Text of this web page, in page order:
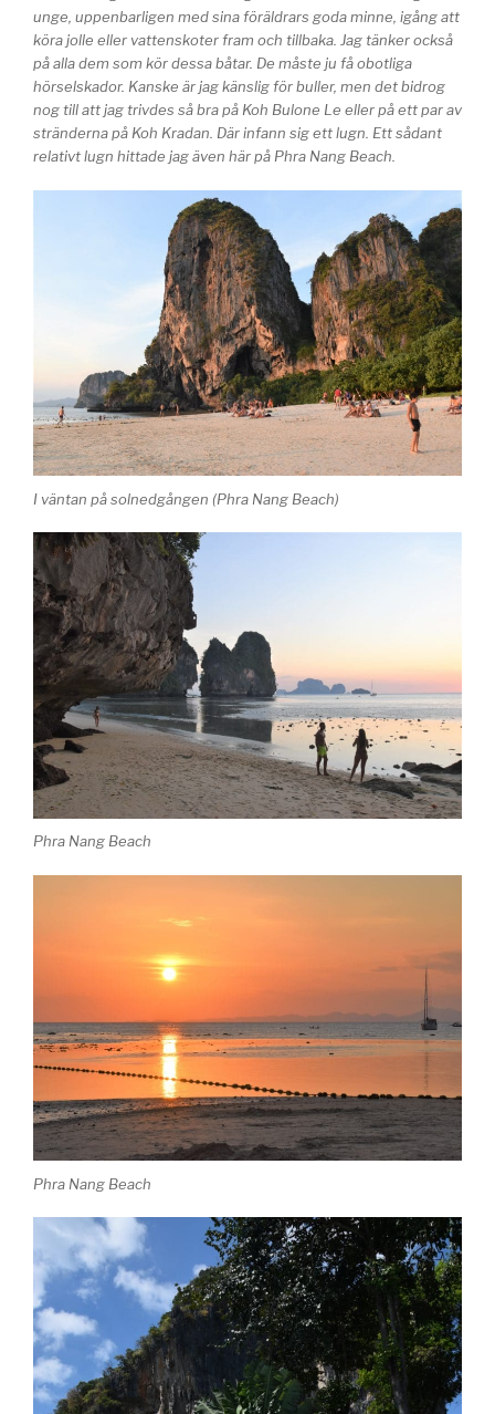
unge, uppenbarligen med sina föräldrars goda minne, igång att
köra jolle eller vattenskoter fram och tillbaka. Jag tänker också
på alla dem som kör dessa båtar. De måste ju få obotliga
hörselskador. Kanske är jag känslig för buller, men det bidrog
nog till att jag trivdes så bra på Koh Bulone Le eller på ett par av
stränderna på Koh Kradan. Där infann sig ett lugn. Ett sådant
relativt lugn hittade jag även här på Phra Nang Beach.
I väntan på solnedgången (Phra Nang Beach)
Phra Nang Beach
Phra Nang Beach